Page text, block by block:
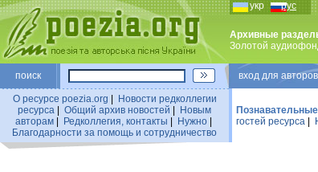
укр рус
Архивные
Золотой
поиск вход для
О ресурсе poezia.org
Новости редколлегии
ресурса
Общий архив новостей
Новым
авторам| Редколлегия, контакты Нужно|
Благодарности за помощь и сотрудничество
гостей ресурса